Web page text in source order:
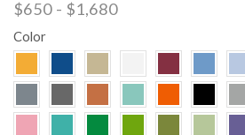
$650 - $1,680
Color